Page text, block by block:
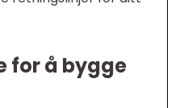
for å bygge